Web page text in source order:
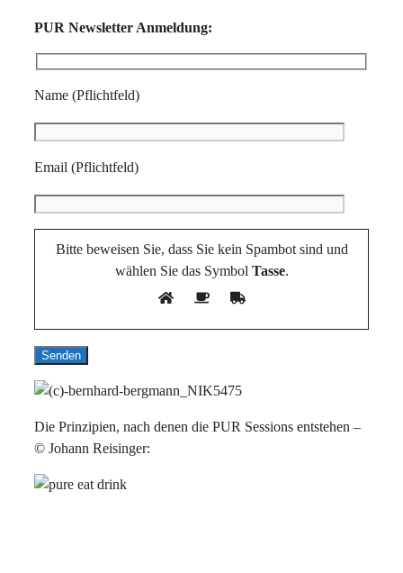
PUR Newsletter Anmeldung:
Name (Pflichtfeld)
Email (Pflichtfeld)
Bitte beweisen Sie, dass Sie kein Spambot sind und
wählen Sie das Symbol Tasse.
Die Prinzipien, nach denen die PUR Sessions entstehen –
© Johann Reisinger: